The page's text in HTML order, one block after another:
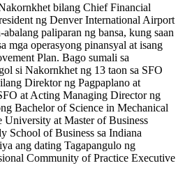
bilang Chief Financial
ng Denver International Airport
paliparan ng bansa, kung saan
mga operasyong pinansyal at isang
Plan. Bago sumali sa
si Nakornkhet ng 13 taon sa SFO
Direktor ng Pagpaplano at
at Acting Managing Director ng
Bachelor of Science in Mechanical
University at Master of Business
School of Business sa Indiana
ang dating Tagapangulo ng
Community of Practice Executive